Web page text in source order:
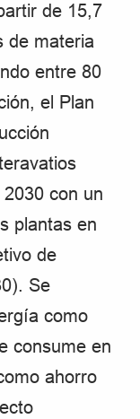
de 15,7
de materia
entre 80
el Plan
2030con un
plantas en
de
Se
como
consume en
ahorro